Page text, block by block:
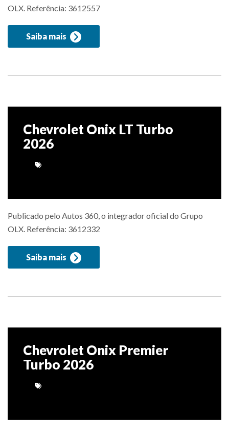
OLX. Referência: 3612557
Saiba mais
Chevrolet Onix LT Turbo
2026
Publicado pelo Autos 360, o integrador oficial do Grupo
OLX. Referência: 3612332
Saiba mais
Chevrolet Onix Premier
Turbo 2026